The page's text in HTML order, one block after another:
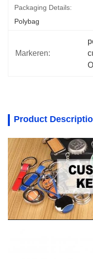
Packaging Details:
Polybag
Markeren:
Product